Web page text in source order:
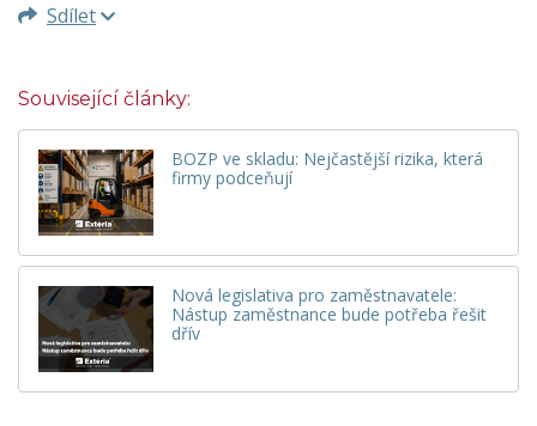
Sdílet
Související články:
BOZP ve skladu: Nejčastější rizika, která
firmy podceňují
Nová legislativa pro zaměstnavatele:
Nástup zaměstnance bude potřeba řešit
dřív